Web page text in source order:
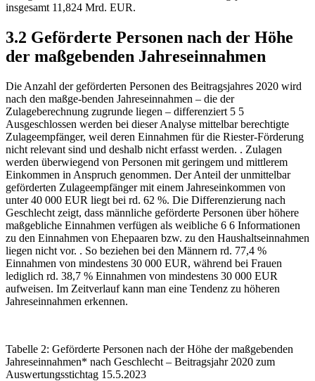
insgesamt 11,824 Mrd. EUR.
3.2 Geförderte Personen nach der Höhe
der maßgebenden Jahreseinnahmen
Die Anzahl der geförderten Personen des Beitragsjahres 2020 wird
nach den maßge-benden Jahreseinnahmen – die der
Zulageberechnung zugrunde liegen – differenziert 5 5
Ausgeschlossen werden bei dieser Analyse mittelbar berechtigte
Zulageempfänger, weil deren Einnahmen für die Riester-Förderung
nicht relevant sind und deshalb nicht erfasst werden. . Zulagen
werden überwiegend von Personen mit geringem und mittlerem
Einkommen in Anspruch genommen. Der Anteil der unmittelbar
geförderten Zulageempfänger mit einem Jahreseinkommen von
unter 40 000 EUR liegt bei rd. 62 %. Die Differenzierung nach
Geschlecht zeigt, dass männliche geförderte Personen über höhere
maßgebliche Einnahmen verfügen als weibliche 6 6 Informationen
zu den Einnahmen von Ehepaaren bzw. zu den Haushaltseinnahmen
liegen nicht vor. . So beziehen bei den Männern rd. 77,4 %
Einnahmen von mindestens 30 000 EUR, während bei Frauen
lediglich rd. 38,7 % Einnahmen von mindestens 30 000 EUR
aufweisen. Im Zeitverlauf kann man eine Tendenz zu höheren
Jahreseinnahmen erkennen.
Tabelle 2: Geförderte Personen nach der Höhe der maßgebenden
Jahreseinnahmen* nach Geschlecht – Beitragsjahr 2020 zum
Auswertungsstichtag 15.5.2023